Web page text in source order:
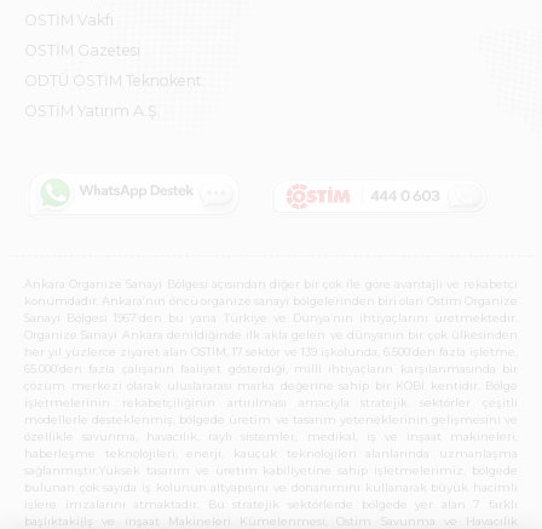
OSTİM Vakfı
OSTİM Gazetesi
ODTÜ OSTİM Teknokent
OSTİM Yatırım A.Ş.
Ankara Organize Sanayi Bölgesi açısından diğer bir çok ile göre avantajlı ve rekabetçi
konumdadır. Ankara’nın öncü organize sanayi bölgelerinden biri olan Ostim Organize
Sanayi Bölgesi 1967’den bu yana Türkiye ve Dünya’nın ihtiyaçlarını üretmektedir.
Organize Sanayi Ankara denildiğinde ilk akla gelen ve dünyanın bir çok ülkesinden
her yıl yüzlerce ziyaret alan OSTİM, 17 sektör ve 139 işkolunda, 6.500’den fazla işletme,
65.000’den fazla çalışanın faaliyet gösterdiği, milli ihtiyaçların karşılanmasında bir
çözüm merkezi olarak uluslararası marka değerine sahip bir KOBİ kentidir. Bölge
işletmelerinin rekabetçiliğinin artırılması amacıyla stratejik sektörler çeşitli
modellerle desteklenmiş, bölgede üretim ve tasarım yeteneklerinin gelişmesini ve
özellikle savunma, havacılık, raylı sistemler, medikal, iş ve inşaat makineleri,
haberleşme teknolojileri, enerji, kauçuk teknolojileri alanlarında uzmanlaşma
sağlanmıştır.Yüksek tasarım ve üretim kabiliyetine sahip işletmelerimiz, bölgede
bulunan çok sayıda iş kolunun altyapısını ve donanımını kullanarak büyük hacimli
işlere imzalarını atmaktadır. Bu stratejik sektörlerde bölgede yer alan 7 farklı
başlıktaki(İş ve inşaat Makineleri Kümelenmesi, Ostim Savunma ve Havacılık